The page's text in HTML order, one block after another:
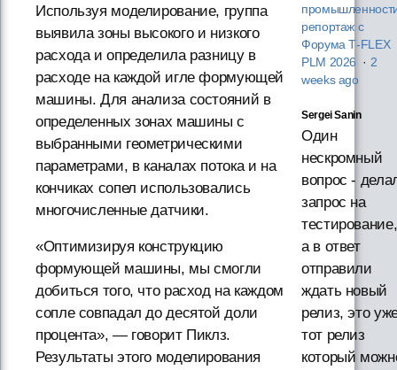
Используя моделирование, группа
выявила зоны высокого и низкого
расхода и определила разницу в
расходе на каждой игле формующей
машины. Для анализа состояний в
определенных зонах машины с
выбранными геометрическими
параметрами, в каналах потока и на
кончиках сопел использовались
многочисленные датчики.
«Оптимизируя конструкцию
формующей машины, мы смогли
добиться того, что расход на каждом
сопле совпадал до десятой доли
процента», — говорит Пиклз.
Результаты этого моделирования
репортаж с
Форума T‑FLEX
PLM 2026 · 2
weeks ago
Sergei Sanin
Один
нескромный
вопрос -
запрос на
тестирование,
а в ответ
отправили
ждать новый
релиз, это
тот релиз
который